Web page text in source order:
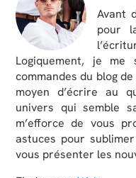
Avant
pour
Logiquement, je me
commandes du blog
moyen d’écrire au
univers qui semble
m’efforce de vous
astuces pour
vous présenter les